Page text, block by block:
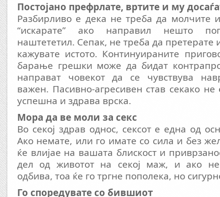
Постојано префрлате, вртите и му
Разбирливо е дека не треба да молчите
“искарате” ако направил нешто
наштететил. Сепак, не треба да претерате
кажувате истото. Континуираните
барање грешки може да бидат
направат човекот да се чувствува
важен. Пасивно-агресивен став секако
успешна и здрава врска.
Мора да ве моли за секс
Во секој здрав однос, сексот е една од
Ако немате, или го имате со сила и без
ќе влијае на вашата блискост и
дел од животот на секој маж, и ако
одбива, тоа ќе го тргне пополека, но
Го споредувате со бившиот